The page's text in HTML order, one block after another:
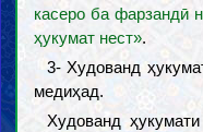
касеро ба фарзандӣ
ҳукумат нест».
3- Худованд
медиҳад.
Худованд